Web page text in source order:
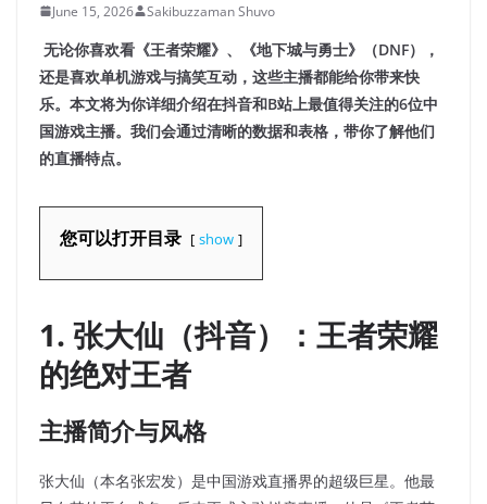
June 15, 2026 Sakibuzzaman Shuvo
无论你喜欢看《王者荣耀》、《地下城与勇士》（DNF），
还是喜欢单机游戏与搞笑互动，这些主播都能给你带来快
乐。本文将为你详细介绍在抖音和B站上最值得关注的6位中
国游戏主播。我们会通过清晰的数据和表格，带你了解他们
的直播特点。
您可以打开目录 show
1. 张大仙（抖音）：王者荣耀
的绝对王者
主播简介与风格
张大仙（本名张宏发）是中国游戏直播界的超级巨星。他最